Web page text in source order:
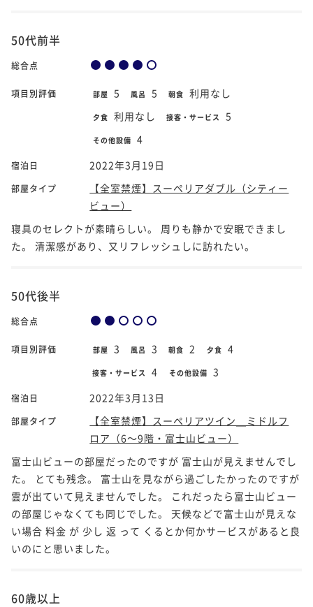
50代前半
総合点
項目別評価 部屋 5 風呂 5 朝食 利用なし
夕食 利用なし 接客・サービス 5
その他設備 4
宿泊日 2022年3月19日
部屋タイプ
【全室禁煙】スーペリアダブル（シティー
ビュー）
寝具のセレクトが素晴らしい。 周りも静かで安眠できまし
た。 清潔感があり、又リフレッシュしに訪れたい。
50代後半
総合点
項目別評価 部屋 3 風呂 3 朝食 2 夕食 4
接客・サービス 4 その他設備 3
宿泊日 2022年3月13日
部屋タイプ
【全室禁煙】スーペリアツイン＿ミドルフ
ロア（6～9階・富士山ビュー）
富士山ビューの部屋だったのですが 富士山が見えませんでし
た。 とても残念。 富士山を見ながら過ごしたかったのですが
雲が出ていて見えませんでした。 これだったら富士山ビュー
の部屋じゃなくても同じでした。 天候などで富士山が見えな
い場合 料金 が 少し 返 って くるとか何かサービスがあると良
いのにと思いました。
60歳以上